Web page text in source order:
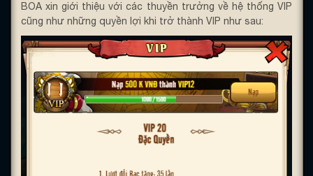
BOA xin giới thiệu với các thuyền trưởng về hệ thống VIP
cũng như những quyền lợi khi trở thành VIP như sau: